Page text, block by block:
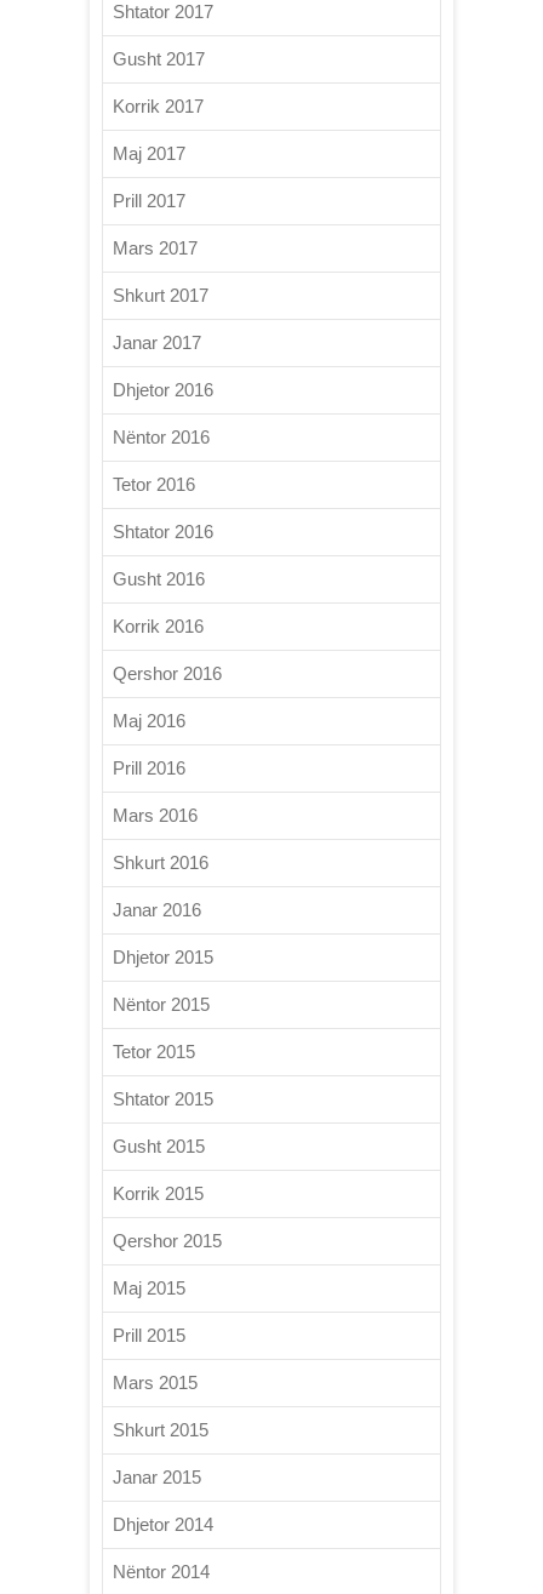
Shtator 2017
Gusht 2017
Korrik 2017
Maj 2017
Prill 2017
Mars 2017
Shkurt 2017
Janar 2017
Dhjetor 2016
Nëntor 2016
Tetor 2016
Shtator 2016
Gusht 2016
Korrik 2016
Qershor 2016
Maj 2016
Prill 2016
Mars 2016
Shkurt 2016
Janar 2016
Dhjetor 2015
Nëntor 2015
Tetor 2015
Shtator 2015
Gusht 2015
Korrik 2015
Qershor 2015
Maj 2015
Prill 2015
Mars 2015
Shkurt 2015
Janar 2015
Dhjetor 2014
Nëntor 2014